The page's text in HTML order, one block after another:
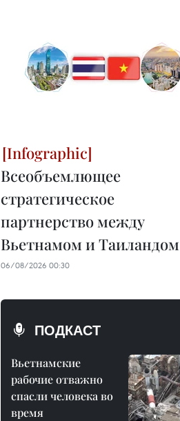
Всеобъемлющее
стратегическое
партнерство между
Вьетнамом и Таиландом
06/08/2026 00:30
ПОДКАСТ
Вьетнамские
рабочие отважно
спасли человека во
время